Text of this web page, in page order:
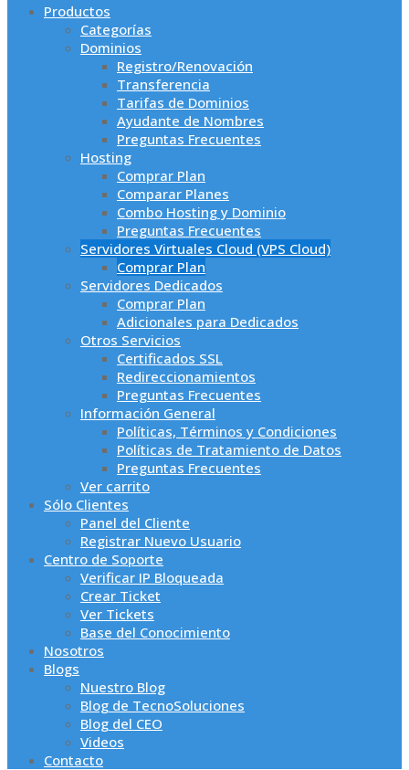
Productos
Categorías
Dominios
Registro/Renovación
Transferencia
Tarifas de Dominios
Ayudante de Nombres
Preguntas Frecuentes
Hosting
Comprar Plan
Comparar Planes
Combo Hosting y Dominio
Preguntas Frecuentes
Servidores Virtuales Cloud (VPS Cloud)
Comprar Plan
Servidores Dedicados
Comprar Plan
Adicionales para Dedicados
Otros Servicios
Certificados SSL
Redireccionamientos
Preguntas Frecuentes
Información General
Políticas, Términos y Condiciones
Políticas de Tratamiento de Datos
Preguntas Frecuentes
Ver carrito
Sólo Clientes
Panel del Cliente
Registrar Nuevo Usuario
Centro de Soporte
Verificar IP Bloqueada
Crear Ticket
Ver Tickets
Base del Conocimiento
Nosotros
Blogs
Nuestro Blog
Blog de TecnoSoluciones
Blog del CEO
Videos
Contacto